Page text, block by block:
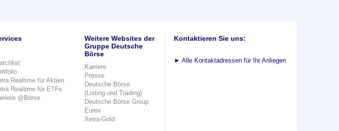
Realtime für Aktien
Realtime für ETFs
@Börse
Weitere Websites der
Gruppe Deutsche
Börse
Karriere
Presse
Deutsche Börse
(Listing und Trading)
Deutsche Börse Group
Eurex
Xetra-Gold
Kontaktieren Sie uns:
► Alle Kontaktadressen für Ihr Anliegen